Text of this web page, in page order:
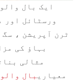
ایک بال
ورسٹائل اور
ٹرن آپریشن ،
بہاؤ کی
معیاریبال